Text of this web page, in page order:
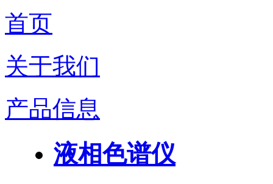
首页
关于我们
产品信息
液相色谱仪